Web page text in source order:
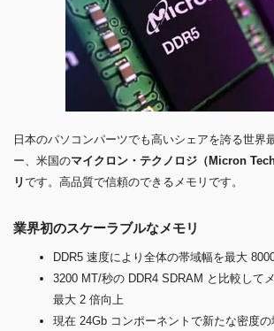
日本のパソコンパーツでも高いシェアを誇る世界
ー、米国のマイクロン・テクノロジ（Micron
リです。高品質で信頼のできるメモリです。
業界初のスケーラブルなメモリ
DDR5 速度により全体の帯域幅を最大
3200 MT/秒の DDR4 SDRAM と比較して
最大 2 倍向上
現在 24Gb コンポーネントで新たな密度